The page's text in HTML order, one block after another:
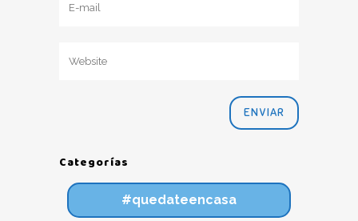
Categorías
#quedateencasa